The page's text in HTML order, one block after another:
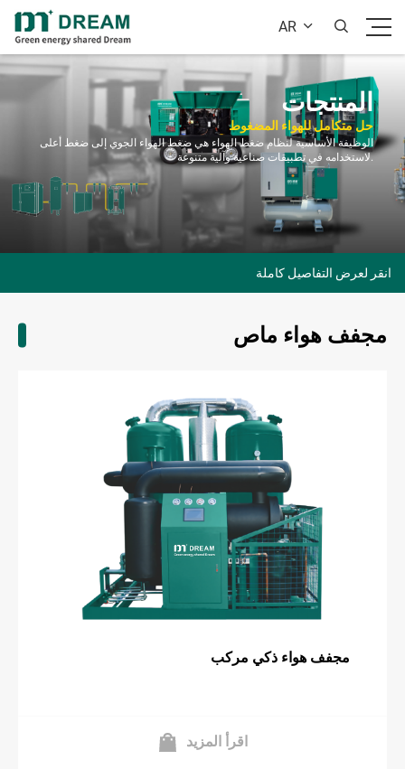
AR  
المنتجات
حل متكامل للهواء المضغوط
الوظيفة الأساسية لنظام ضغط الهواء هي ضغط الهواء الجوي إلى ضغط أعلى
لاستخدامه في تطبيقات صناعية وآلية متنوعة.
انقر لعرض التفاصيل كاملة
مجفف هواء ماص
مجفف هواء ذكي مركب
اقرأ المزيد